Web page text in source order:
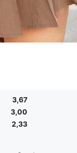
3,67
3,00
2,33